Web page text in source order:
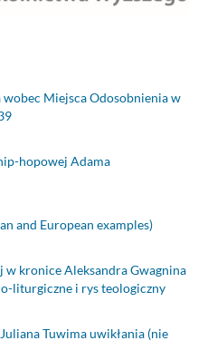
Miejsca Odosobnienia w
hopowej Adama
and European examples)
kronice Aleksandra Gwagnina
liturgiczne i rys teologiczny
Tuwima uwikłania (nie